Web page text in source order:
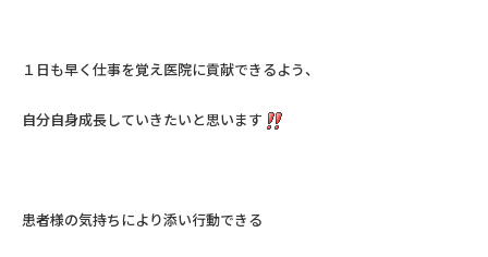
１日も早く仕事を覚え医院に貢献できるよう、
自分自身成長していきたいと思います
患者様の気持ちにより添い行動できる